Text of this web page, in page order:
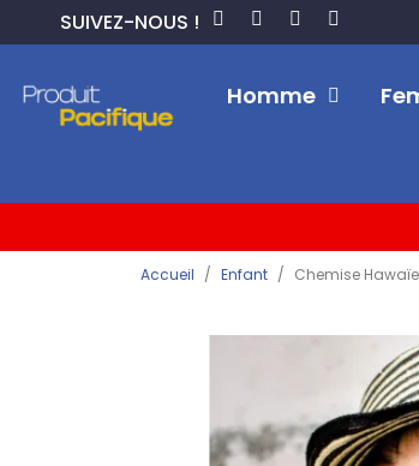
SUIVEZ-NOUS !
Homme
Accueil Enfant Chemise